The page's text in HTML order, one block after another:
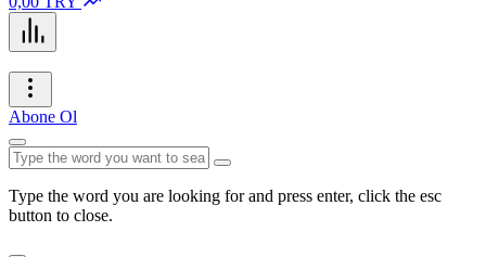
Abone Ol
Type the word you are looking for and press enter, click the esc
button to close.